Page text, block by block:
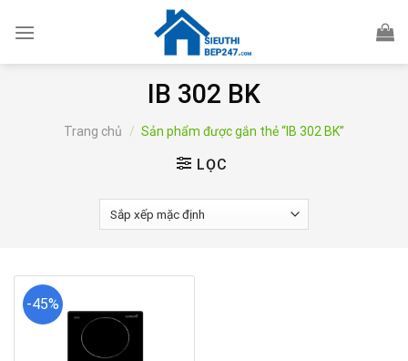
IB 302 BK
Trang chủ / Sản phẩm được gắn thẻ “IB 302 BK”
LỌC
-45%